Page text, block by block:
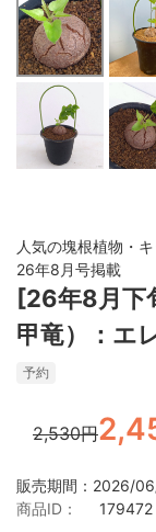
人気の塊根植物・
26年8月号掲載
[26年8月下
甲竜）：エ
予約
2,530円
販売期間：2026/
商品ID：
179472